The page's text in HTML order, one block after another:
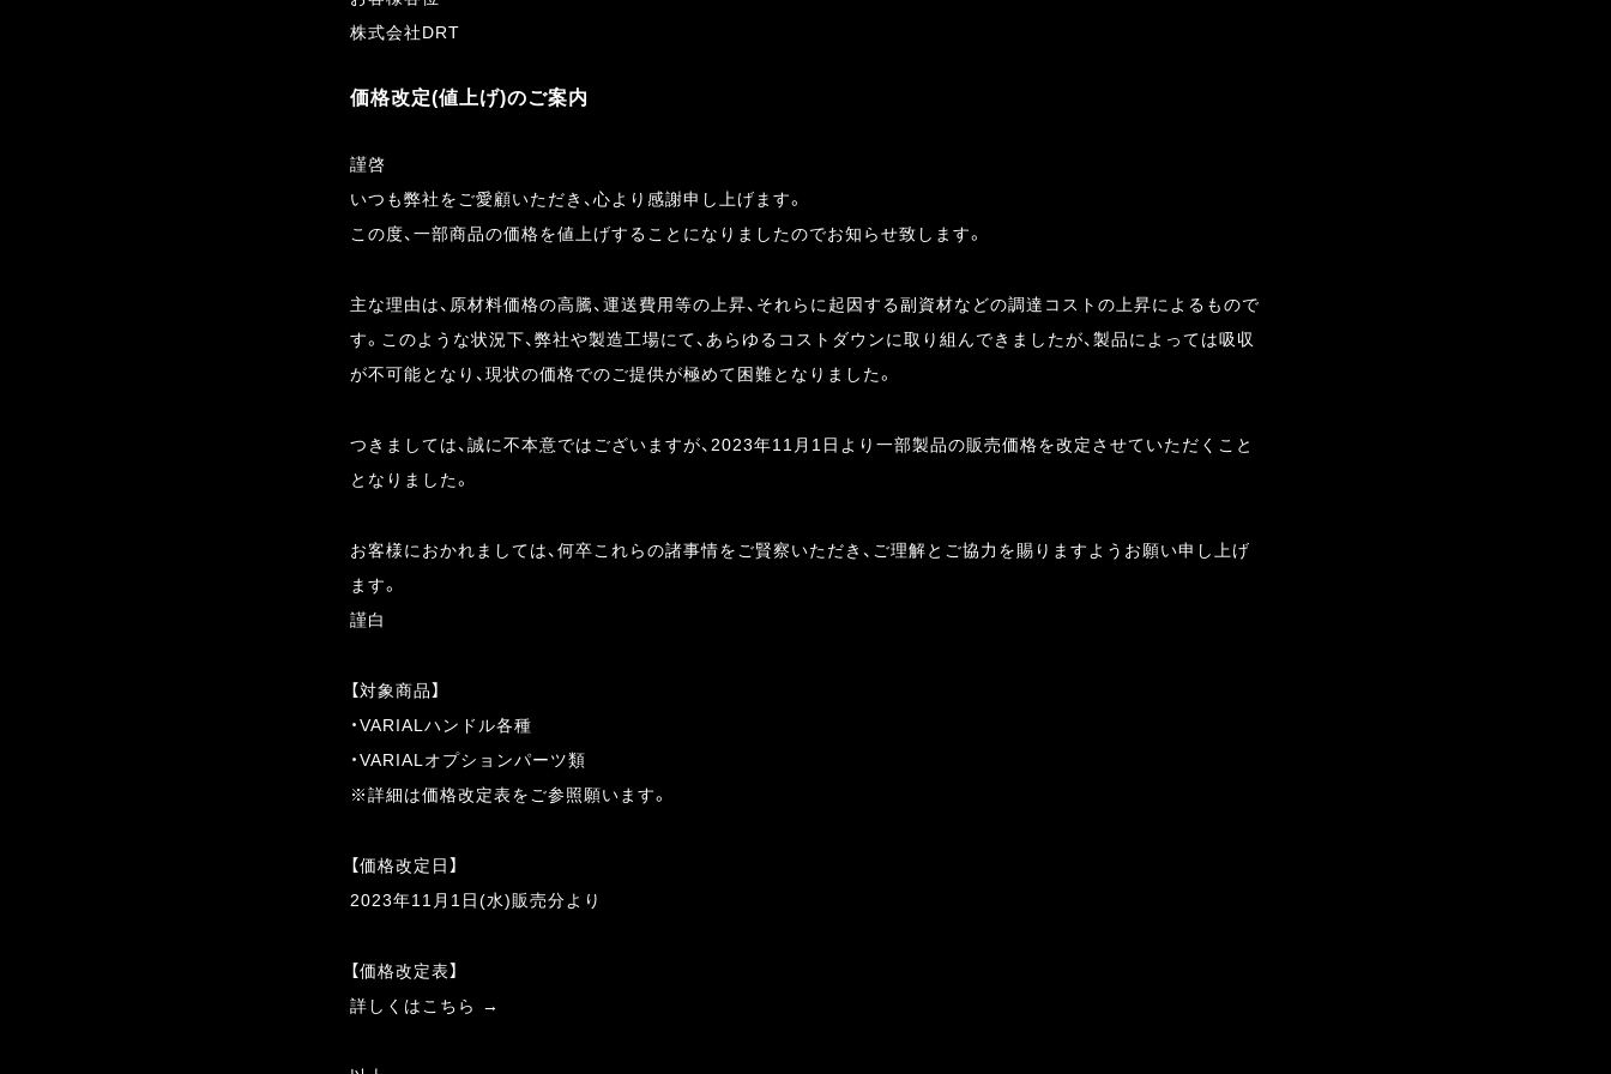
株式会社DRT
価格改定(値上げ)のご案内
謹啓
いつも弊社をご愛顧いただき、心より感謝申し上げます。
この度、一部商品の価格を値上げすることになりましたのでお知らせ致します。
主な理由は、原材料価格の高騰、運送費用等の上昇、それらに起因する副資材などの調達コストの上昇によるもので
す。このような状況下、弊社や製造工場にて、あらゆるコストダウンに取り組んできましたが、製品によっては吸収
が不可能となり、現状の価格でのご提供が極めて困難となりました。
つきましては、誠に不本意ではございますが、2023年11月1日より一部製品の販売価格を改定させていただくこと
となりました。
お客様におかれましては、何卒これらの諸事情をご賢察いただき、ご理解とご協力を賜りますようお願い申し上げ
ます。
謹白
【対象商品】
・VARIALハンドル各種
・VARIALオプションパーツ類
※詳細は価格改定表をご参照願います。
【価格改定日】
2023年11月1日(水)販売分より
【価格改定表】
詳しくはこちら →